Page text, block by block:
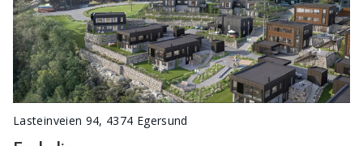
Lasteinveien 94, 4374 Egersund